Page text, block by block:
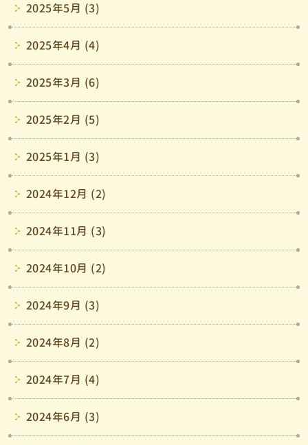
2025年5月 (3)
2025年4月 (4)
2025年3月 (6)
2025年2月 (5)
2025年1月 (3)
2024年12月 (2)
2024年11月 (3)
2024年10月 (2)
2024年9月 (3)
2024年8月 (2)
2024年7月 (4)
2024年6月 (3)